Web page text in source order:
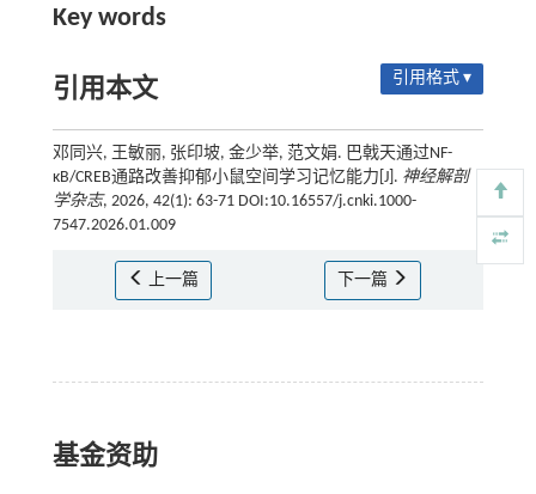
Key words
引用本文 引用格式 ▾
邓同兴, 王敏丽, 张印坡, 金少举, 范文娟. 巴戟天通过NF-
κB/CREB通路改善抑郁小鼠空间学习记忆能力[J]. 神经解剖
学杂志, 2026, 42(1): 63-71 DOI:10.16557/j.cnki.1000-
7547.2026.01.009
上一篇 下一篇
基金资助